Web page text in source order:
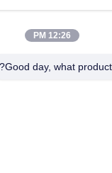
اتصل سريعًا
12:26 PM
Good day, what